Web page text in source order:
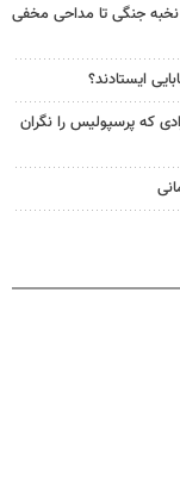
جنگی تا مداحی مخفی
ایستادند؟
که پرسپولیس را نگران